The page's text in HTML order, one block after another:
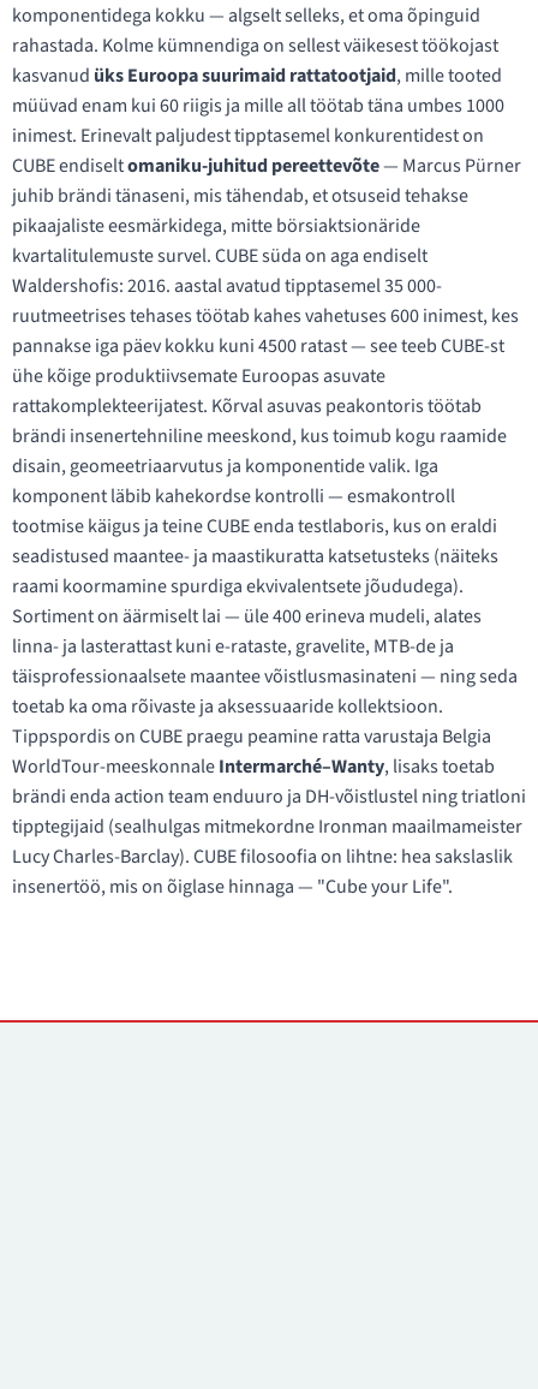
komponentidega kokku — algselt selleks, et oma õpinguid
rahastada. Kolme kümnendiga on sellest väikesest töökojast
kasvanud üks Euroopa suurimaid rattatootjaid, mille tooted
müüvad enam kui 60 riigis ja mille all töötab täna umbes 1000
inimest. Erinevalt paljudest tipptasemel konkurentidest on
CUBE endiseltomaniku-juhitud pereettevõte— Marcus Pürner
juhib brändi tänaseni, mis tähendab, et otsuseid tehakse
pikaajaliste eesmärkidega, mitte börsiaktsionäride
kvartalitulemuste survel. CUBE süda on aga endiselt
Waldershofis: 2016. aastal avatud tipptasemel 35 000-
ruutmeetrises tehases töötab kahes vahetuses 600 inimest, kes
pannakse iga päev kokku kuni 4500 ratast — see teeb CUBE-st
ühe kõige produktiivsemate Euroopas asuvate
rattakomplekteerijatest. Kõrval asuvas peakontoris töötab
brändi insenertehniline meeskond, kus toimub kogu raamide
disain, geomeetriaarvutus ja komponentide valik. Iga
komponent läbib kahekordse kontrolli — esmakontroll
tootmise käigus ja teine CUBE enda testlaboris, kus on eraldi
seadistused maantee- ja maastikuratta katsetusteks (näiteks
raami koormamine spurdiga ekvivalentsete jõududega).
Sortiment on äärmiselt lai — üle 400 erineva mudeli, alates
linna- ja lasterattast kuni e-rataste, gravelite, MTB-de ja
täisprofessionaalsete maantee võistlusmasinateni — ning seda
toetab ka oma rõivaste ja aksessuaaride kollektsioon.
Tippspordis on CUBE praegu peamine ratta varustaja Belgia
WorldTour-meeskonnaleIntermarché–Wanty, lisaks toetab
brändi enda action team enduuro ja DH-võistlustel ning triatloni
tipptegijaid (sealhulgas mitmekordne Ironman maailmameister
Lucy Charles-Barclay). CUBE filosoofia on lihtne: hea sakslaslik
insenertöö, mis on õiglase hinnaga — "Cube your Life".